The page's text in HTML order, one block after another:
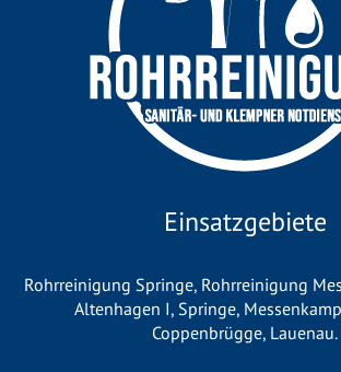
Einsatzgebiete
Rohrreinigung Springe, Rohrreinigung
Altenhagen I, Springe, Messenkamp
Coppenbrügge, Lauenau.